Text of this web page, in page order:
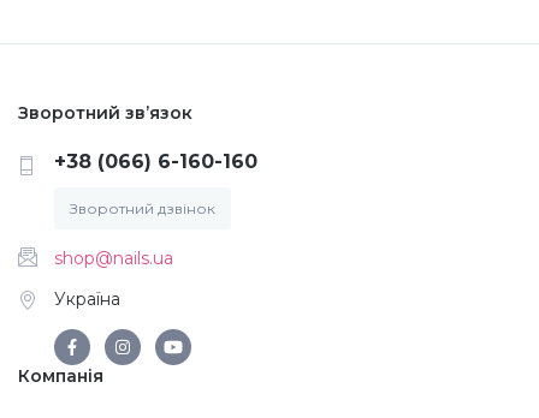
Зворотний зв’язок
+38 (066) 6-160-160
Зворотний дзвінок
shop@nails.ua
Україна
Компанія